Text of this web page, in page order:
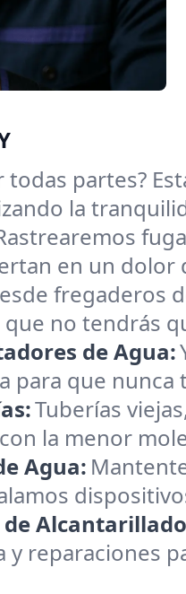
todas partes?
la
en un dolor
fregaderos
no tendrás
de Agua:
para que nunca
Tuberías
la menor
Agua:
de
reparaciones